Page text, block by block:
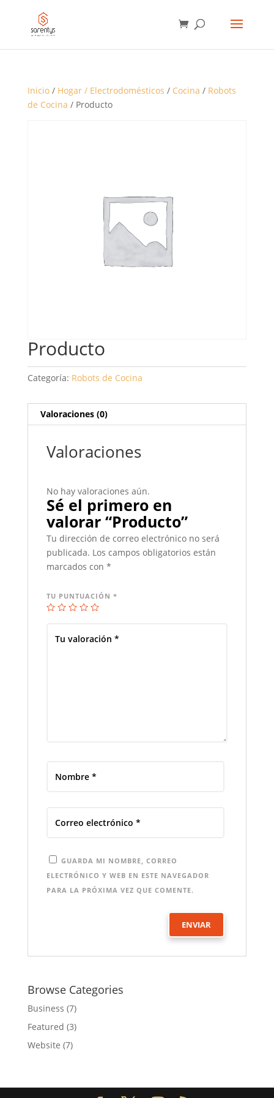
PRODUCTOS
Inicio/ Hogar / Electrodomésticos / Cocina / Robots
de Cocina / Producto
Producto
Categoría: Robots de Cocina
Valoraciones (0)
Valoraciones
No hay valoraciones aún.
Sé el primero en
valorar “Producto”
Tu dirección de correo electrónico no será
publicada. Los campos obligatorios están
marcados con *
TU PUNTUACIÓN *
GUARDA MI NOMBRE, CORREO
ELECTRÓNICO Y WEB EN ESTE NAVEGADOR
PARA LA PRÓXIMA VEZ QUE COMENTE.
Browse Categories
Business (7)
Featured (3)
Website (7)